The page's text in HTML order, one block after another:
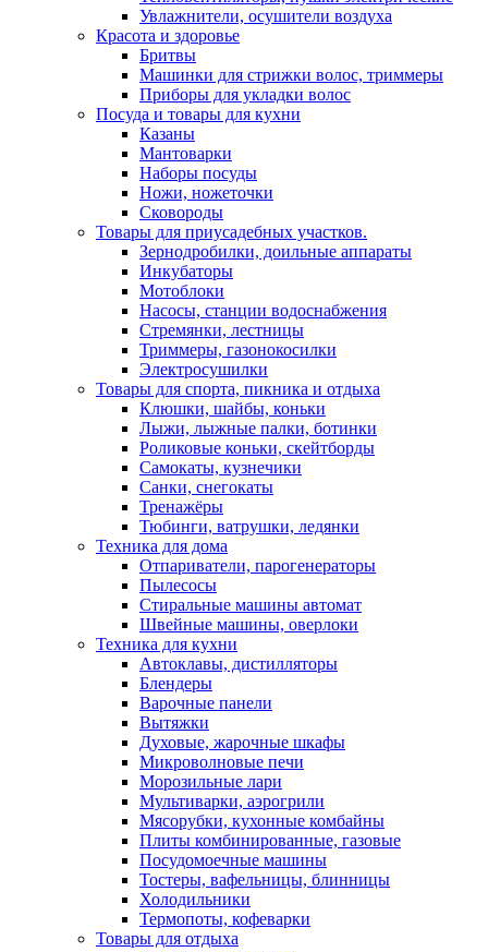
Увлажнители, осушители воздуха
Красота и здоровье
Бритвы
Машинки для стрижки волос, триммеры
Приборы для укладки волос
Посуда и товары для кухни
Казаны
Мантоварки
Наборы посуды
Ножи, ножеточки
Сковороды
Товары для приусадебных участков.
Зернодробилки, доильные аппараты
Инкубаторы
Мотоблоки
Насосы, станции водоснабжения
Стремянки, лестницы
Триммеры, газонокосилки
Электросушилки
Товары для спорта, пикника и отдыха
Клюшки, шайбы, коньки
Лыжи, лыжные палки, ботинки
Роликовые коньки, скейтборды
Самокаты, кузнечики
Санки, снегокаты
Тренажёры
Тюбинги, ватрушки, ледянки
Техника для дома
Отпариватели, парогенераторы
Пылесосы
Стиральные машины автомат
Швейные машины, оверлоки
Техника для кухни
Автоклавы, дистилляторы
Блендеры
Варочные панели
Вытяжки
Духовые, жарочные шкафы
Микроволновые печи
Морозильные лари
Мультиварки, аэрогрили
Мясорубки, кухонные комбайны
Плиты комбинированные, газовые
Посудомоечные машины
Тостеры, вафельницы, блинницы
Холодильники
Термопоты, кофеварки
Товары для отдыха